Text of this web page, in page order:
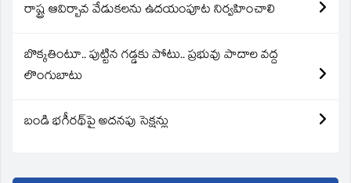
రాష్ట్ర ఆవిర్బావ వేడుకలను ఉదయంపూట నిర్వహించాలి
బొక్కతింటూ.. పుట్టిన గడ్డకు పోటు.. ప్రభువు పాదాల వద్ద
లొంగుబాటు
బండి భగీరథ్‌పై అదనపు సెక్షన్లు